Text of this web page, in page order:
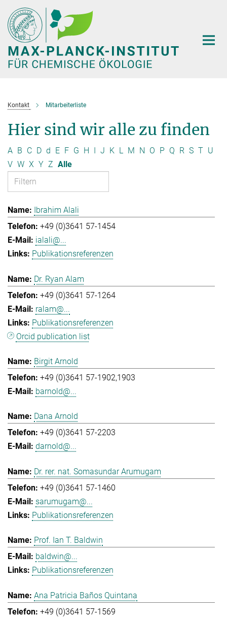
Hauptinhalt
Kontakt Mitarbeiterliste
Hier sind wir alle zu finden
A B C D d E F G H I J K L M N O P Q R S T U
V W X Y Z Alle
Ibrahim Alali
+49 (0)3641 57-1454
ialali@...
Publikationsreferenzen
Dr. Ryan Alam
+49 (0)3641 57-1264
ralam@...
Publikationsreferenzen
Orcid publication list
Birgit Arnold
+49 (0)3641 57-1902,1903
barnold@...
Dana Arnold
+49 (0)3641 57-2203
darnold@...
Dr. rer. nat. Somasundar Arumugam
+49 (0)3641 57-1460
sarumugam@...
Publikationsreferenzen
Prof. Ian T. Baldwin
baldwin@...
Publikationsreferenzen
Ana Patricia Baños Quintana
+49 (0)3641 57-1569